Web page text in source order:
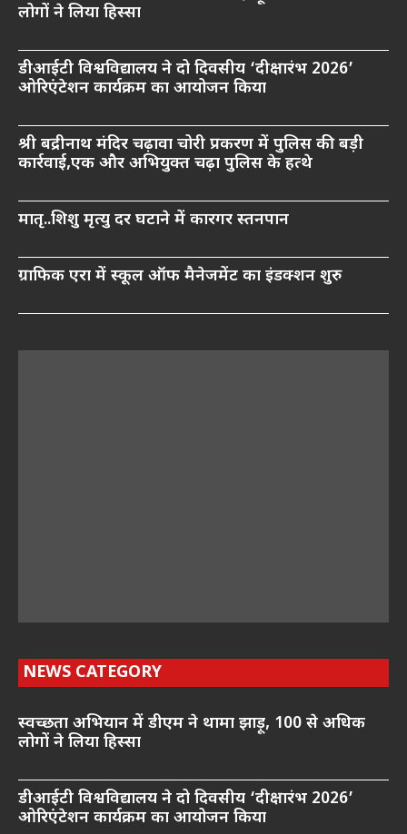
लोगों ने लिया हिस्सा
डीआईटी विश्वविद्यालय ने दो दिवसीय ‘दीक्षारंभ 2026’
ओरिएंटेशन कार्यक्रम का आयोजन किया
श्री बद्रीनाथ मंदिर चढ़ावा चोरी प्रकरण में पुलिस की बड़ी
कार्रवाई,एक और अभियुक्त चढ़ा पुलिस के हत्थे
मातृ..शिशु मृत्यु दर घटाने में कारगर स्तनपान
ग्राफिक एरा में स्कूल ऑफ मैनेजमेंट का इंडक्शन शुरु
NEWS CATEGORY
स्वच्छता अभियान में डीएम ने थामा झाड़ू, 100 से अधिक
लोगों ने लिया हिस्सा
डीआईटी विश्वविद्यालय ने दो दिवसीय ‘दीक्षारंभ 2026’
ओरिएंटेशन कार्यक्रम का आयोजन किया